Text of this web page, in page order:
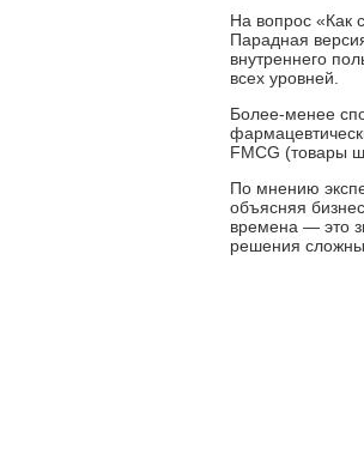
На вопрос «Как
Парадная
внутреннего
всех уровней.
Более-менее
FMCG (товары
По мнению
объясняя
времена — это
решения